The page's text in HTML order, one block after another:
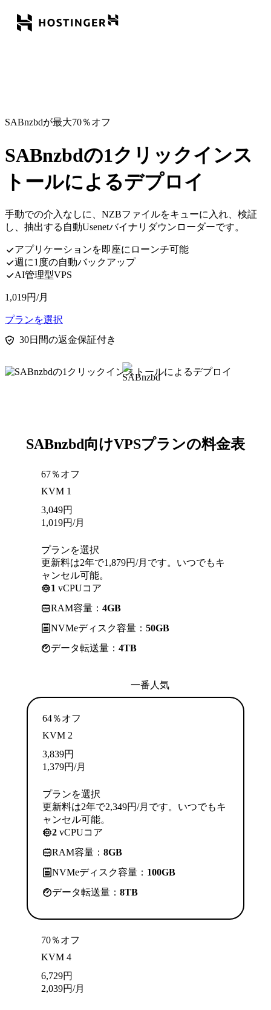
SABnzbdが最大70％オフ
SABnzbdの1クリックインス
トールによるデプロイ
手動での介入なしに、NZBファイルをキューに入れ、検証
し、抽出する自動Usenetバイナリダウンローダーです。
アプリケーションを即座にローンチ可能
週に1度の自動バックアップ
AI管理型VPS
1,019円/月
プランを選択
30日間の返金保証付き
SABnzbd向けVPSプランの料金表
67％オフ
KVM 1
3,049円
1,019円/月
プランを選択
更新料は2年で1,879円/月です。いつでもキ
ャンセル可能。
1 vCPUコア
RAM容量： 4GB
NVMeディスク容量： 50GB
データ転送量： 4TB
一番人気
64％オフ
KVM 2
3,839円
1,379円/月
プランを選択
更新料は2年で2,349円/月です。いつでもキ
ャンセル可能。
2 vCPUコア
RAM容量： 8GB
NVMeディスク容量： 100GB
データ転送量： 8TB
70％オフ
KVM 4
6,729円
2,039円/月